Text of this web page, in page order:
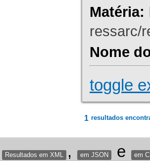
Matéria:
ressarc/
Nome
toggle
1 resultados
Resultados em XML , em JSON e em